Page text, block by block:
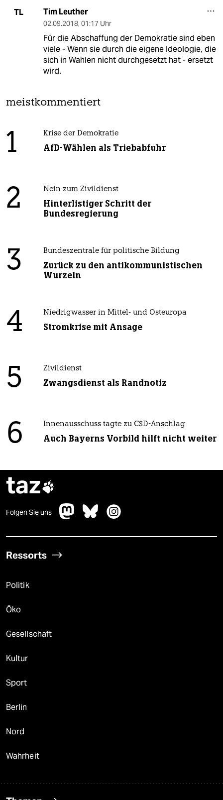
TL Tim Leuther
02.09.2018, 01:17 Uhr
Für die Abschaffung der Demokratie sind eben
viele - Wenn sie durch die eigene Ideologie, die
sich in Wahlen nicht durchgesetzt hat - ersetzt
wird.
meistkommentiert
1 Krise der Demokratie
AfD-Wählen als Triebabfuhr
2 Nein zum Zivildienst
Hinterlistiger Schritt der
Bundesregierung
3 Bundeszentrale für politische Bildung
Zurück zu den antikommunistischen
Wurzeln
4 Niedrigwasser in Mittel- und Osteuropa
Stromkrise mit Ansage
5 Zivildienst
Zwangsdienst als Randnotiz
6 Innenausschuss tagte zu CSD-Anschlag
Auch Bayerns Vorbild hilft nicht weiter
taz
Folgen Sie uns
Ressorts
Politik
Öko
Gesellschaft
Kultur
Sport
Berlin
Nord
Wahrheit